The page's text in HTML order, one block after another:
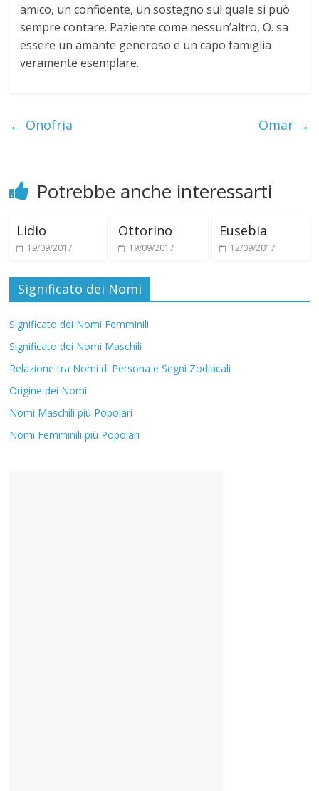
N
m
amico, un confidente, un sostegno sul quale si può
sempre contare. Paziente come nessun’altro, O. sa
essere un amante generoso e un capo famiglia
veramente esemplare.
← Onofria Omar →
Potrebbe anche interessarti
Lidio
19/09/2017
Ottorino
19/09/2017
Eusebia
12/09/2017
Significato dei Nomi
Significato dei Nomi Femminili
Significato dei Nomi Maschili
Relazione tra Nomi di Persona e Segni Zodiacali
Origine dei Nomi
Nomi Maschili più Popolari
Nomi Femminili più Popolari